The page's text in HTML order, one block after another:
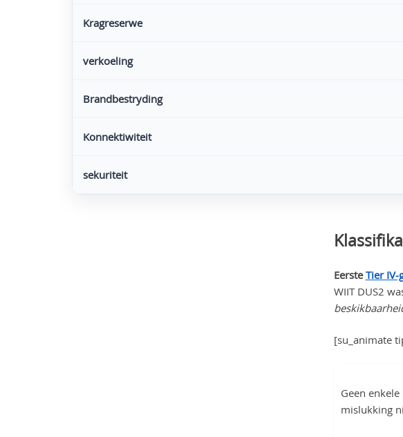
Kragreserwe
verkoeling
Brandbestryding
Konnektiwiteit
sekuriteit
EersteTier
WIIT DUS2
[su_animate
Geen
mislukking